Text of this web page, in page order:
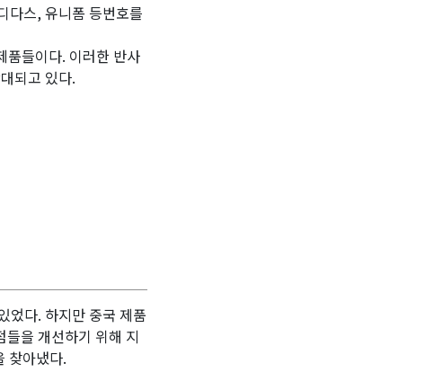
다스, 유니폼 등번호를
품들이다. 이러한 반사
되고 있다.
었다. 하지만 중국 제품
을 개선하기 위해 지
찾아냈다.